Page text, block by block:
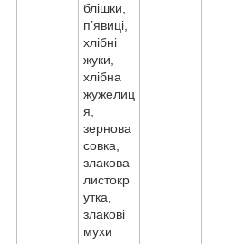
блішки,
п’явиці,
хлібні
жуки,
хлібна
жужелиц
я,
зернова
совка,
злакова
листокр
утка,
злакові
мухи